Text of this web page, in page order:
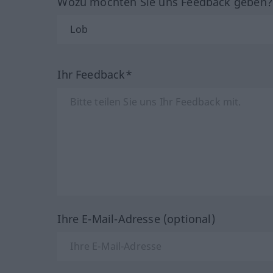
Ihr Feedback*
Ihre E-Mail-Adresse (optional)